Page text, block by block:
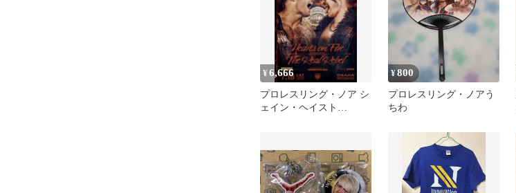
¥6,666
プロレスリング・ノア シ
ェイン・ヘイスト
¥800
プロレスリング・ノアう
ちわ